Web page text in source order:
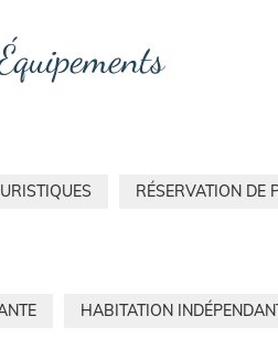
RÉSERVATION DE
HABITATION